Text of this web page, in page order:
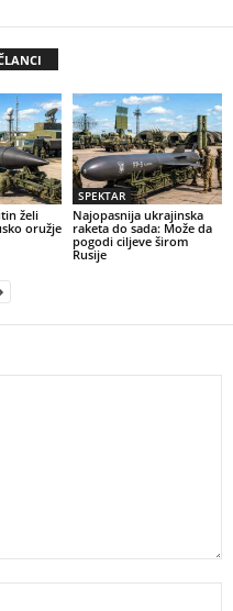
želi
oružje
SPEKTAR
Najopasnija ukrajinska
raketa do sada: Može da
pogodi ciljeve širom
Rusije